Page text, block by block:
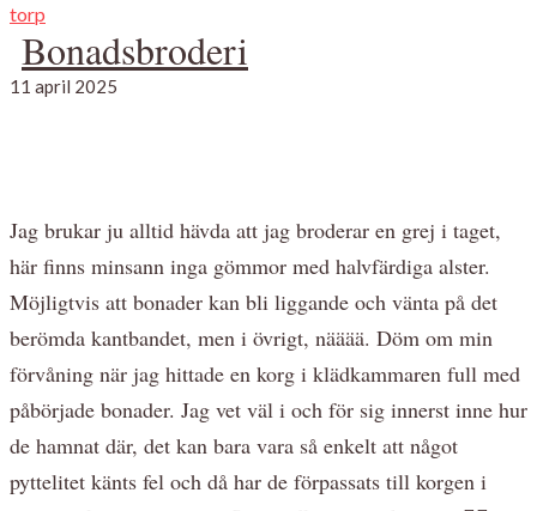
torp
Bonadsbroderi
11 april 2025
Jag brukar ju alltid hävda att jag broderar en grej i taget,
här finns minsann inga gömmor med halvfärdiga alster.
Möjligtvis att bonader kan bli liggande och vänta på det
berömda kantbandet, men i övrigt, nääää. Döm om min
förvåning när jag hittade en korg i klädkammaren full med
påbörjade bonader. Jag vet väl i och för sig innerst inne hur
de hamnat där, det kan bara vara så enkelt att något
pyttelitet känts fel och då har de förpassats till korgen i